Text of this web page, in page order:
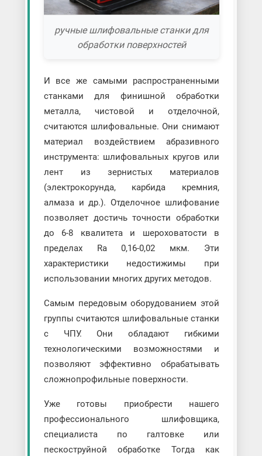
ручные шлифовальные станки для
обработки поверхностей
И все же самыми распространенными
станками для финишной обработки
металла, чистовой и отделочной,
считаются шлифовальные. Они снимают
материал воздействием абразивного
инструмента: шлифовальных кругов или
лент из зернистых материалов
(электрокорунда, карбида кремния,
алмаза и др.). Отделочное шлифование
позволяет достичь точности обработки
до 6-8 квалитета и шероховатости в
пределах Ra 0,16-0,02 мкм. Эти
характеристики недостижимы при
использовании многих других методов.
Самым передовым оборудованием этой
группы считаются шлифовальные станки
с ЧПУ. Они обладают гибкими
технологическими возможностями и
позволяют эффективно обрабатывать
сложнопрофильные поверхности.
Уже готовы приобрести нашего
профессионального шлифовщика,
специалиста по галтовке или
пескоструйной обработке Тогда как